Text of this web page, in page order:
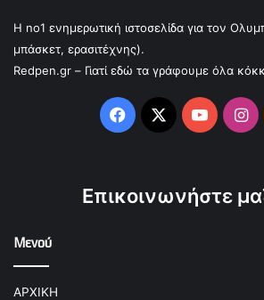
Η no1 ενημερωτική ιστοσελίδα για τον
μπάσκετ, ερασιτέχνης).
Redpen.gr – Γιατί εδώ τα γράφουμε όλα
Facebook
X
Επικοινωνήστε
Μενού
ΑΡΧΙΚΗ